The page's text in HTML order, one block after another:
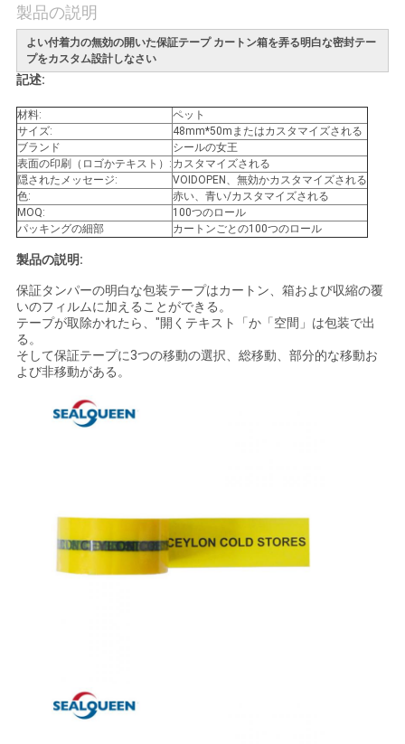
し
な
さ
い
引
用
を
要
求
し
製品の説明
よい付着力の無効の開いた保証テープ カートン箱を弄る明白な密封テー
プをカスタム設計しなさい
記述:
材料:
ペット
サイズ:
48mm*50mまたはカスタマイズされる
ブランド
シールの女王
表面の印刷（ロゴかテキスト）: カスタマイズされる
隠されたメッセージ:
VOIDOPEN、無効かカスタマイズされる
色:
赤い、青い/カスタマイズされる
MOQ:
100つのロール
パッキングの細部
カートンごとの100つのロール
製品の説明:
保証タンパーの明白な包装テープはカートン、箱および収縮の覆
いのフィルムに加えることができる。
テープが取除かれたら、"開くテキスト「か「空間」は包装で出
る。
そして保証テープに3つの移動の選択、総移動、部分的な移動お
よび非移動がある。